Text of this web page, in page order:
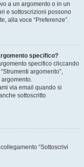
a un argomento o in un
e sottoscrizioni possono
alla voce “Preferenze”.
specifico?
specifico cliccando
argomento”,
via email quando si
sottoscritto
“Sottoscrivi